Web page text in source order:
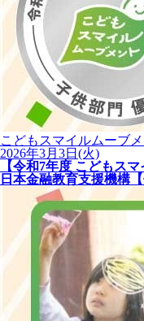
こどもスマイルムーブ
2026年3月3日(火)
【令和7年度 こどもス
日本金融教育支援機構